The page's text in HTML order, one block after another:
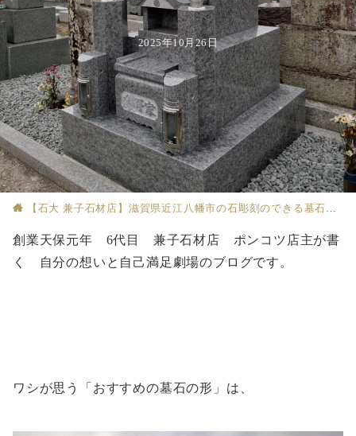
2025年10月26日
【石大 兼子石材店】滋賀県近江八幡市の石彫刻のできる墓石店
創業天保元年 6代目 兼子石材店 ポンコツ店主が書
く 自分の想いと自己満足劇場のブログです。
ワシが思う「おすすめの墓石の形」は、